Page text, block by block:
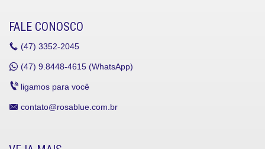
FALE CONOSCO
(47) 3352-2045
(47) 9.8448-4615 (WhatsApp)
ligamos para você
contato@rosablue.com.br